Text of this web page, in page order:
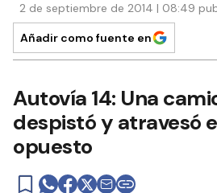
2 de septiembre de 2014 | 08:49
Añadir como fuente en
Autovía 14: Una
despistó y atravesó
opuesto